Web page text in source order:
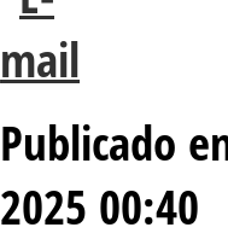
Publicado
2025 00:40